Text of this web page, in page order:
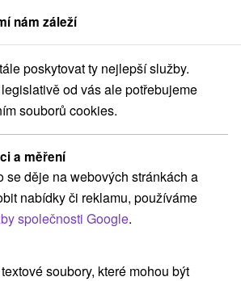
Pobyty pro seniory Žilinský kraj
Žilinský kraj
Pobyty v akci(37)
Víkendové pobyty(53)
nám záleží
poskytovat ty nejlepší služby.
od vás ale potřebujeme
souborů cookies.
a měření
se děje na webových stránkách a
nabídky či reklamu, používáme
společnosti Google.
soubory, které mohou být